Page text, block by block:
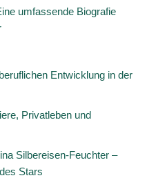
umfassende Biografie
Entwicklung in der
Privatleben und
Silbereisen-Feuchter –
Stars